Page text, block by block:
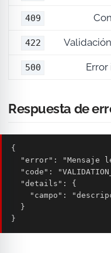
409
422
500
Respuesta de
{
"error": "Mensaje
"code":
  "details": {
"campo":
  }
}